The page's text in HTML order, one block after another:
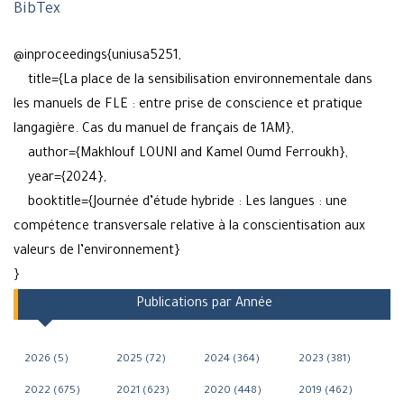
BibTex
@inproceedings{uniusa5251,
title={La place de la sensibilisation environnementale dans
les manuels de FLE : entre prise de conscience et pratique
langagière. Cas du manuel de français de 1AM},
author={Makhlouf LOUNI and Kamel Oumd Ferroukh},
year={2024},
booktitle={Journée d’étude hybride : Les langues : une
compétence transversale relative à la conscientisation aux
valeurs de l’environnement}
}
Publications par Année
2026 (5) 2025 (72) 2024 (364) 2023 (381)
2022 (675) 2021 (623) 2020 (448) 2019 (462)